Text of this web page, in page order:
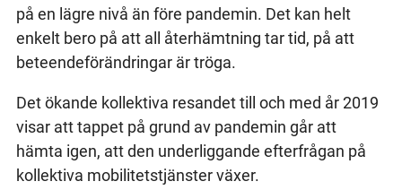
på en lägre nivå än före pandemin. Det kan helt
enkelt bero på att all återhämtning tar tid, på att
beteendeförändringar är tröga.
Det ökande kollektiva resandet till och med år 2019
visar att tappet på grund av pandemin går att
hämta igen, att den underliggande efterfrågan på
kollektiva mobilitetstjänster växer.